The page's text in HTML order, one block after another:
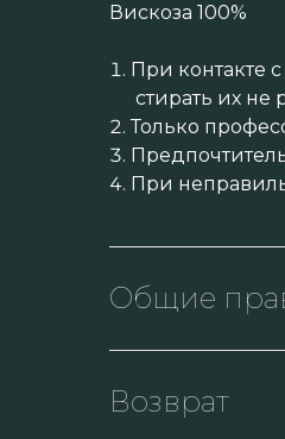
Вискоза 100%
При контакте
стирать их не
Только
При
Общие
Возврат